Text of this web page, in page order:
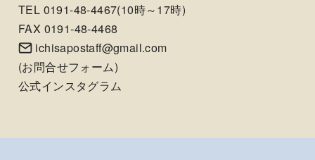
TEL 0191-48-4467(10時～17時)
FAX 0191-48-4468
ichisapostaff@gmail.com
(お問合せフォーム)
公式インスタグラム